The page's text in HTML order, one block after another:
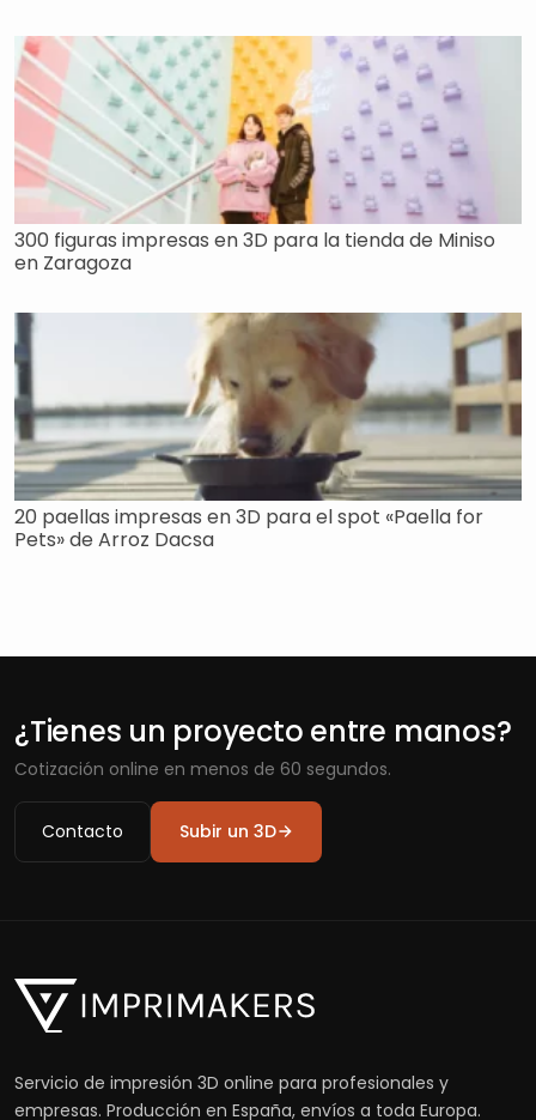
300 figuras impresas en 3D para la tienda de Miniso
en Zaragoza
20 paellas impresas en 3D para el spot «Paella for
Pets» de Arroz Dacsa
¿Tienes un proyecto entre manos?
Cotización online en menos de 60 segundos.
Contacto Subir un 3D
Servicio de impresión 3D online para profesionales y
empresas. Producción en España, envíos a toda Europa.